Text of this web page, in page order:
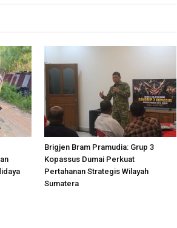
Brigjen Bram Pramudia: Grup 3
Kopassus Dumai Perkuat
Pertahanan Strategis Wilayah
Sumatera